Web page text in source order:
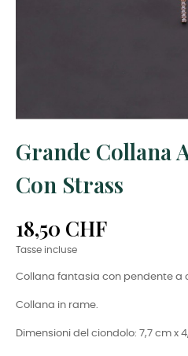
Grande Collana
Con Strass
18,50 CHF
Tasse incluse
Collana fantasia con pendente a
Collana in rame.
Dimensioni del ciondolo: 7,7 cm x